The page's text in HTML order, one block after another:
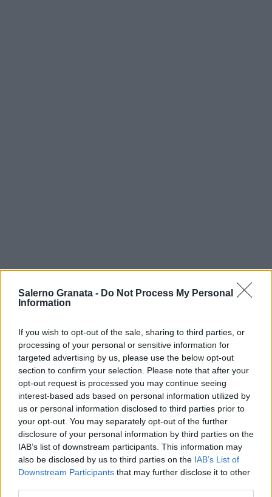
Salerno Granata - Do Not Process My Personal
Information
If you wish to opt-out of the sale, sharing to third parties, or
processing of your personal or sensitive information for
targeted advertising by us, please use the below opt-out
section to confirm your selection. Please note that after your
opt-out request is processed you may continue seeing
interest-based ads based on personal information utilized by
us or personal information disclosed to third parties prior to
your opt-out. You may separately opt-out of the further
disclosure of your personal information by third parties on the
IAB’s list of downstream participants. This information may
also be disclosed by us to third parties on the IAB’s List of
Downstream Participants that may further disclose it to other